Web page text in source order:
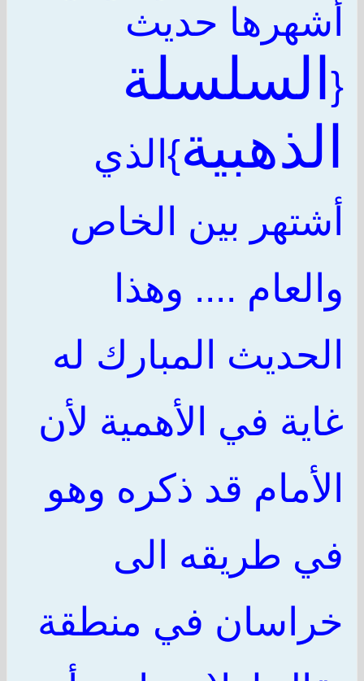
أشهرها حديث
{السلسلة
الذهبية}الذي
أشتهر بين الخاص
والعام .... وهذا
الحديث المبارك له
غاية في الأهمية لأن
الأمام قد ذكره وهو
في طريقه الى
خراسان في منطقة